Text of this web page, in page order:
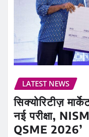
LATEST NEWS
सिक्योरिटीज़
नई परीक्षा,
QSME 2026’